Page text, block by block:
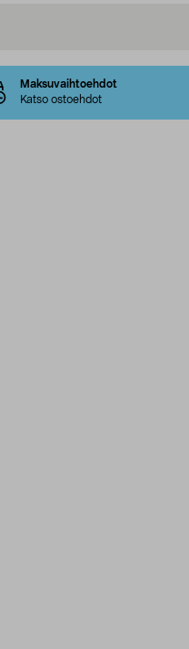
Maksuvaihtoehdot
Katso ostoehdot